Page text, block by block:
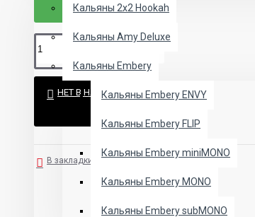
Кальяны 2х2 Hookah
Кальяны Amy Deluxe
Кальяны Embery
Кальяны Embery ENVY
Кальяны Embery FLIP
Кальяны Embery miniMONO
Кальяны Embery MONO
Кальяны Embery subMONO
НЕТ В НАЛИЧИИ
В закладки В сравнение